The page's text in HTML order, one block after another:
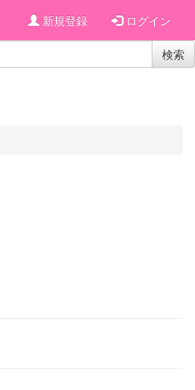
新規登録 ログイン
検索